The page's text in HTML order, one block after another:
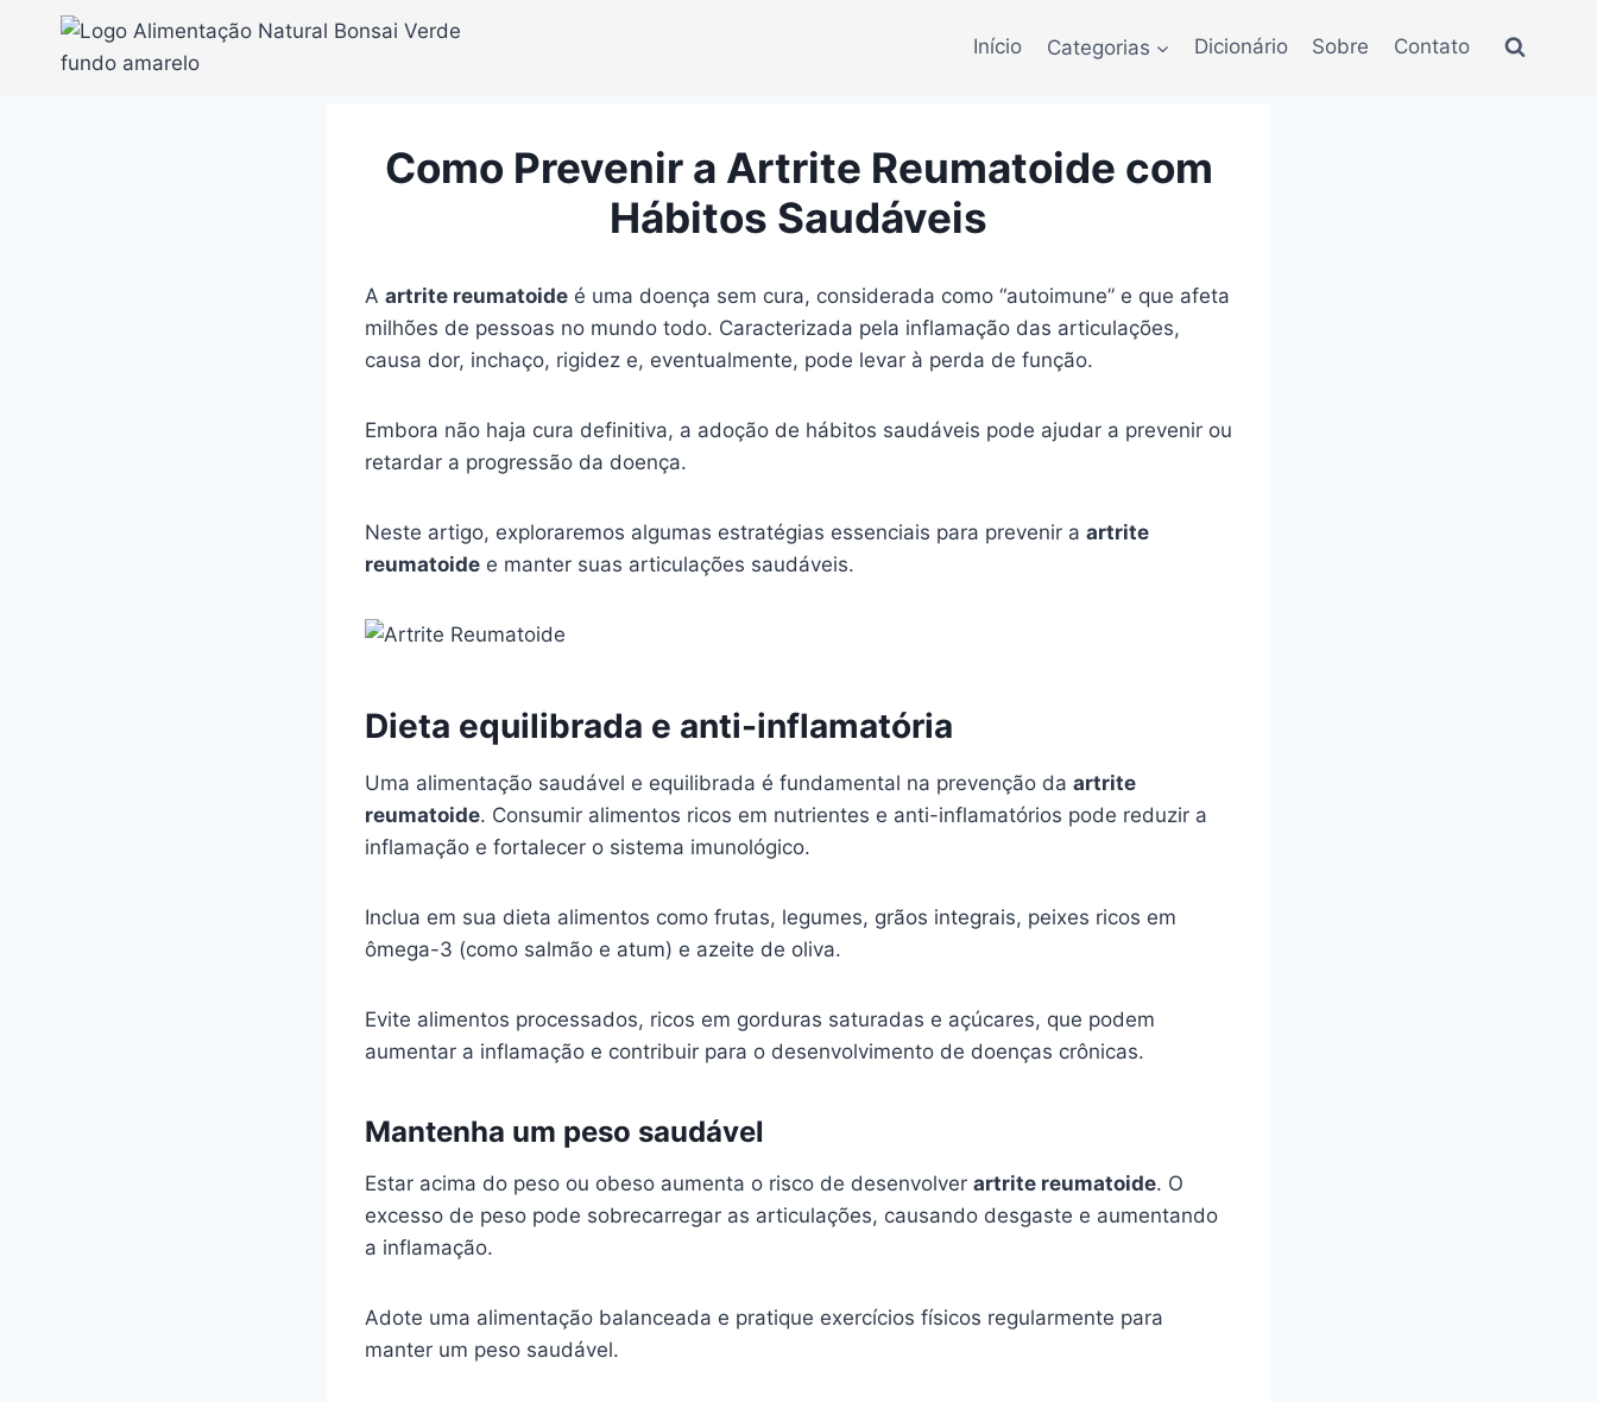
Início Categorias Dicionário Sobre Contato
Como Prevenir a Artrite Reumatoide com
Hábitos Saudáveis
A artrite reumatoide é uma doença sem cura, considerada como “autoimune” e que afeta
milhões de pessoas no mundo todo. Caracterizada pela inflamação das articulações,
causa dor, inchaço, rigidez e, eventualmente, pode levar à perda de função.
Embora não haja cura definitiva, a adoção de hábitos saudáveis pode ajudar a prevenir ou
retardar a progressão da doença.
Neste artigo, exploraremos algumas estratégias essenciais para prevenir a artrite
reumatoide e manter suas articulações saudáveis.
Dieta equilibrada e anti-inflamatória
Uma alimentação saudável e equilibrada é fundamental na prevenção da artrite
reumatoide. Consumir alimentos ricos em nutrientes e anti-inflamatórios pode reduzir a
inflamação e fortalecer o sistema imunológico.
Inclua em sua dieta alimentos como frutas, legumes, grãos integrais, peixes ricos em
ômega-3 (como salmão e atum) e azeite de oliva.
Evite alimentos processados, ricos em gorduras saturadas e açúcares, que podem
aumentar a inflamação e contribuir para o desenvolvimento de doenças crônicas.
Mantenha um peso saudável
Estar acima do peso ou obeso aumenta o risco de desenvolver artrite reumatoide. O
excesso de peso pode sobrecarregar as articulações, causando desgaste e aumentando
a inflamação.
Adote uma alimentação balanceada e pratique exercícios físicos regularmente para
manter um peso saudável.